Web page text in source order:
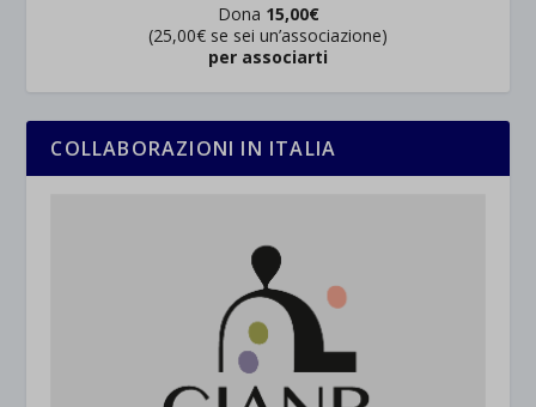
Dona 15,00€
(25,00€ se sei un’associazione)
per associarti
COLLABORAZIONI IN ITALIA